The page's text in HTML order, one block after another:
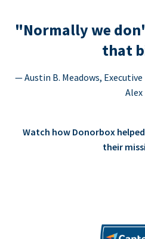
"Normally we
that
— Austin B. Meadows,
Alex
Watch how Donorbox
their